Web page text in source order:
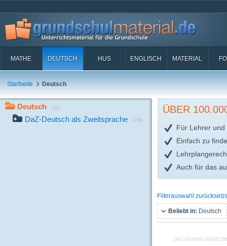
MATHE DEUTSCH HUS ENGLISCH MATERIAL
Startseite Deutsch
Deutsch (24)
DaZ-Deutsch als Zweitsprache (24)
ÜBER
Für Lehrer und
Einfach zu
Auch für das
Filterauswahl
Beliebt in: Deutsch
DAZ-DOMINO-